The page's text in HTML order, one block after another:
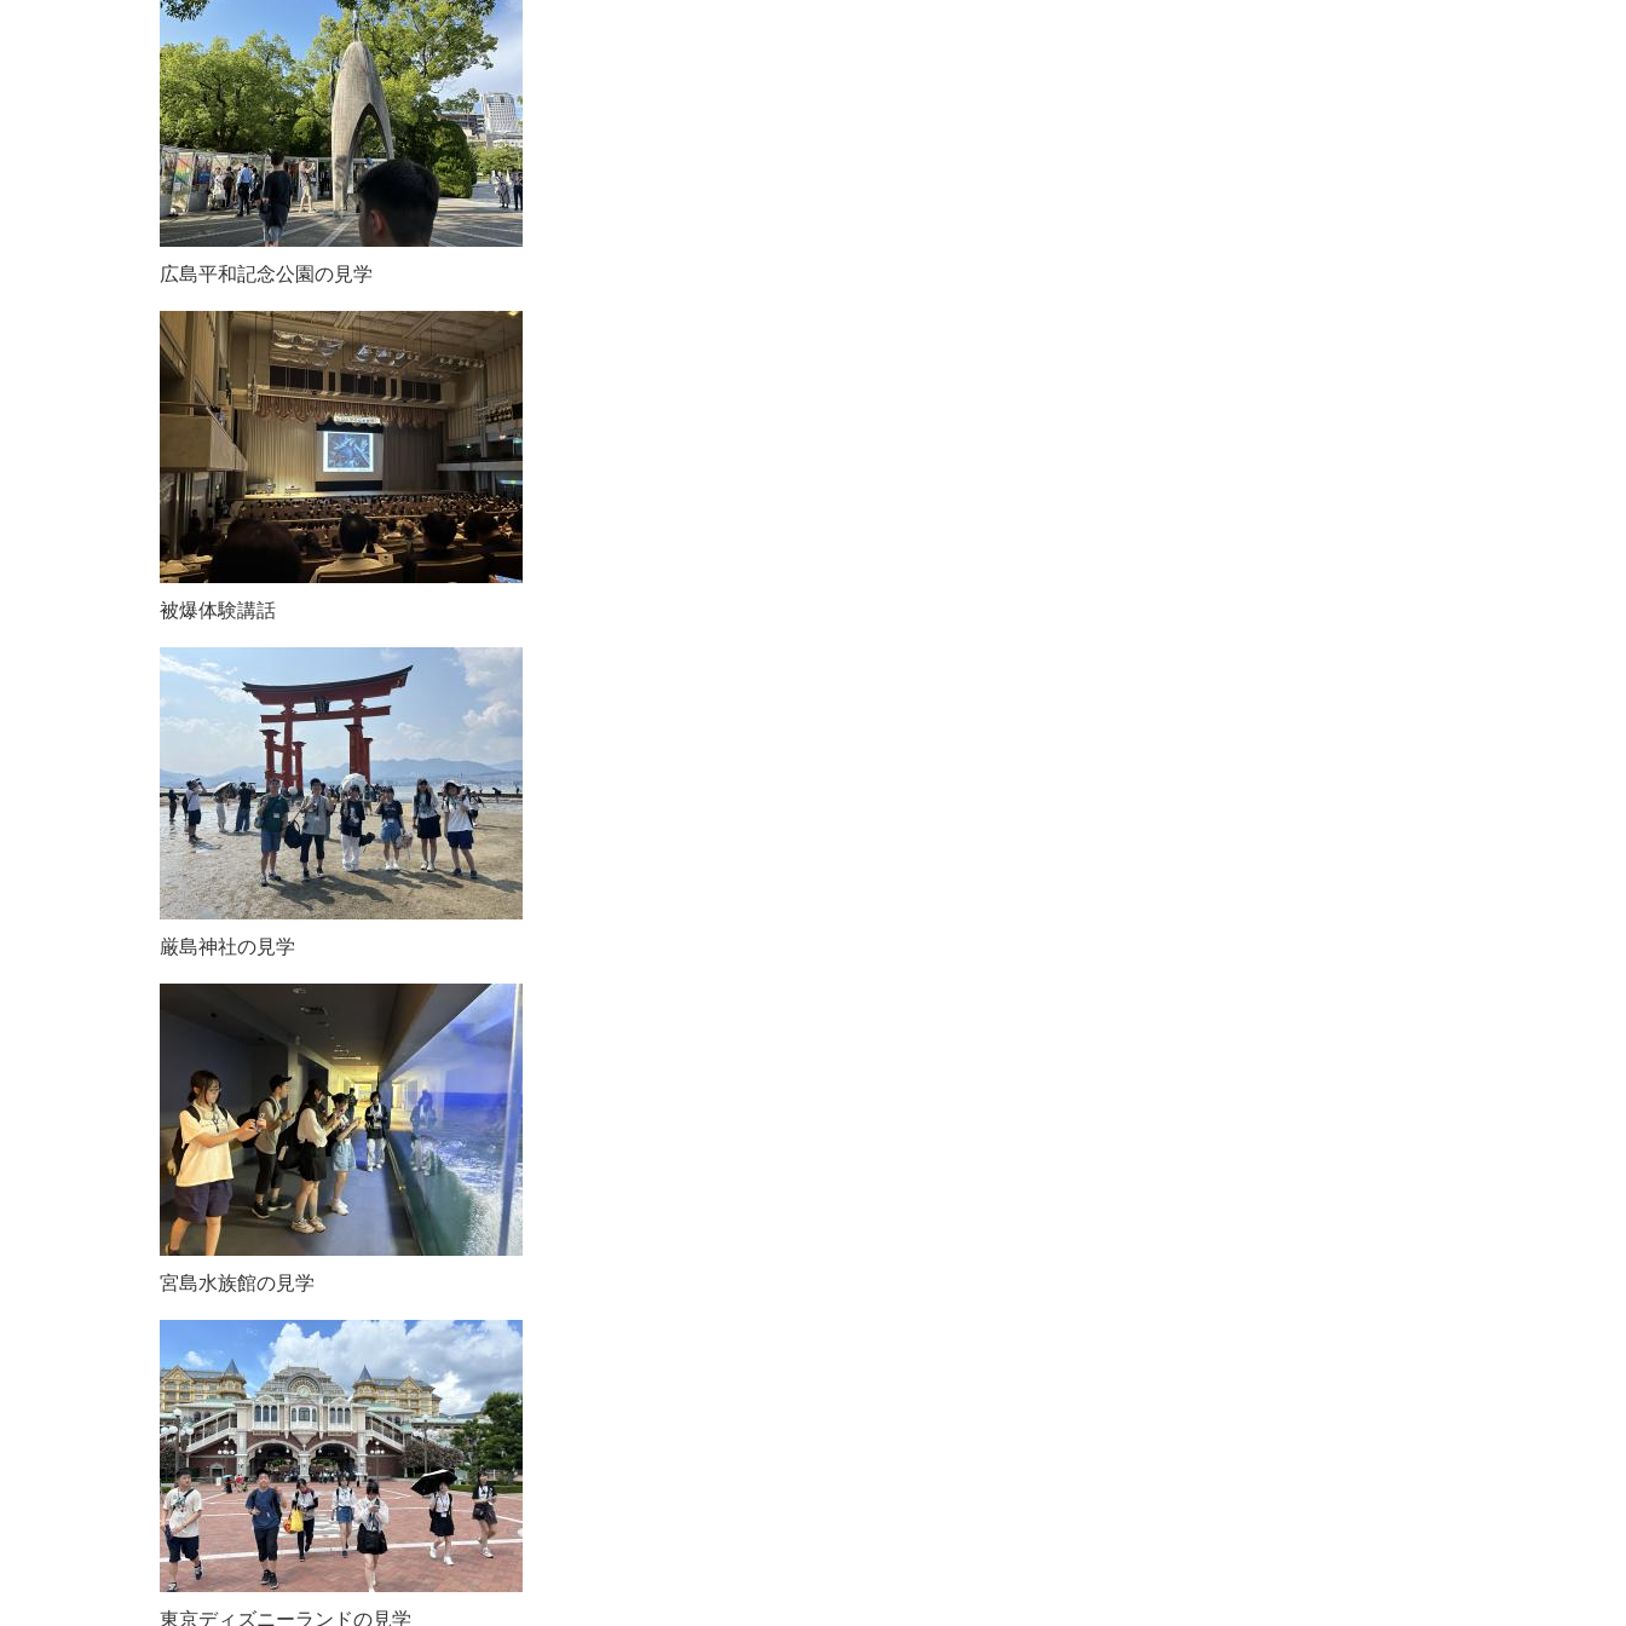
広島平和記念公園の見学
被爆体験講話
厳島神社の見学
宮島水族館の見学
東京ディズニーランドの見学